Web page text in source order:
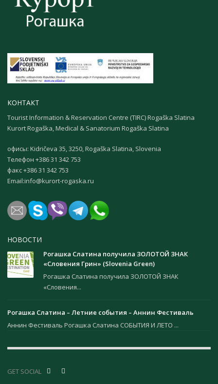
КОНТАКТ
Tourist Information & Reservation Centre (TIRC) Rogaška Slatina
Kurort Rogaška, Medical & Sanatorium Rogaška Slatina
офисы: Kidričeva 35, 3250, Rogaška Slatina, Slovenia
Телефон +386 31 342 753
факс +386 31 342 753
Email:info@kurort-rogaska.ru
НОВОСТИ
Рогашка Слатина получила ЗОЛОТОЙ ЗНАК
«Словения Грин» (Slovenia Green)
Рогашка Слатина получила ЗОЛОТОЙ ЗНАК
«Словения...
Рогашка Слатина – Летние события – Аннин Фестиваль
Аннин Фестиваль Рогашка Слатина СОБЫТИЯ И ЛЕТО ...
GET SOCIAL